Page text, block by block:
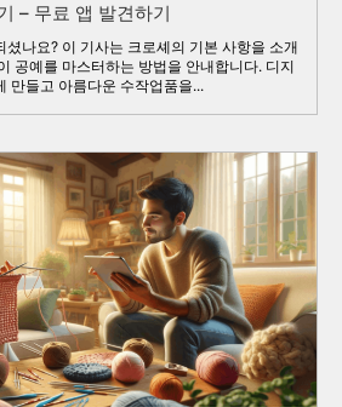
– 무료 앱 발견하기
셨나요? 이 기사는 크로셰의 기본 사항을 소개
공예를 마스터하는 방법을 안내합니다. 디지
만들고 아름다운 수작업품을...